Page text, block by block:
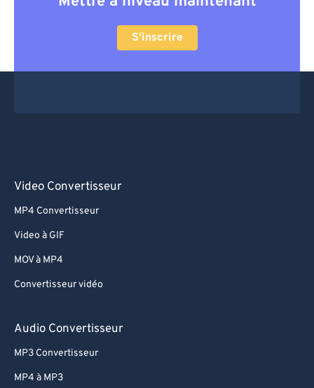
S'inscrire
Video Convertisseur
MP4 Convertisseur
Video à GIF
MOV à MP4
Convertisseur vidéo
Audio Convertisseur
MP3 Convertisseur
MP4 à MP3